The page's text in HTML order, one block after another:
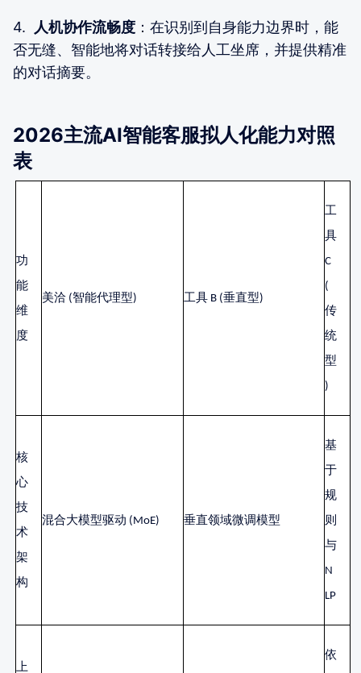
4. 人机协作流畅度 ：在识别到自身能力边界时，能
否无缝、智能地将对话转接给人工坐席，并提供精准
的对话摘要。
2026主流AI智能客服拟人化能力对照
表
功
能
维
度
美洽(智能代理型) 工具B (垂直型)
工
具
C
(
传
统
型
)
核
心
技
术
架
构
混合大模型驱动 (MoE) 垂直领域微调模型
基
于
规
则
与
N
LP
上
依